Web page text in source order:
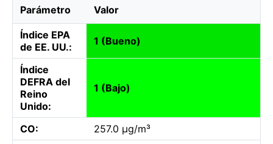
Parámetro Valor
Índice EPA
de EE. UU.:
1 (Bueno)
Índice
DEFRA del
Reino
Unido:
1 (Bajo)
CO:
257.0 µg/m³